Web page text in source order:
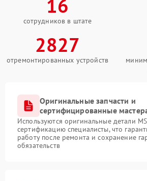
16
сотрудников в штате
2827
отремонтированных устройств
Оригинальные запчасти и
сертифицированные
Используются оригинальные детали
сертификацию специалисты, что
работу после ремонта и сохранение
обязательств